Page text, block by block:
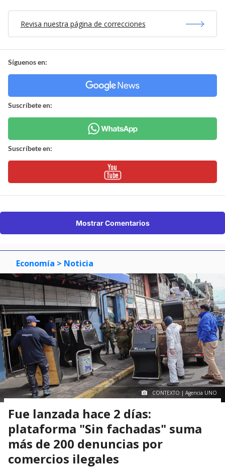
Revisa nuestra página de correcciones
Síguenos en:
Suscríbete en:
Suscríbete en:
Mostrar Comentarios
Economía > Noticia
CONTEXTO | Agencia UNO
Fue lanzada hace 2 días:
plataforma "Sin fachadas" suma
más de 200 denuncias por
comercios ilegales